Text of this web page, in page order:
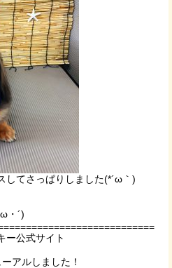
してさっぱりしました(*´ω｀)
´)ゞ
ー公式サイト
アルしました！